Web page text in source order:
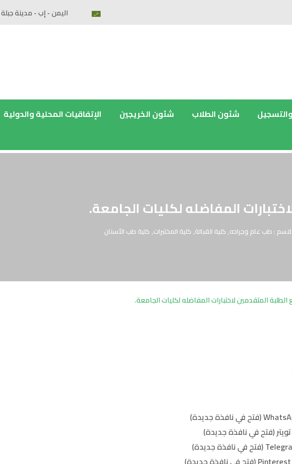
اليمن - إب - مدينة جبلة
شئون الطلاب شئون الخريجين الإتفاقيات المحلية والدولية
المفاضله لكليات الجامعة.
قسم : طب عام وجراحه, كلية القبالة, كلية المختبرات, كلية طب الأسنان
الطلبة المتقدمين لاختبارات المفاضله لكليات الجامعة.
(فتح في نافذة جديدة)